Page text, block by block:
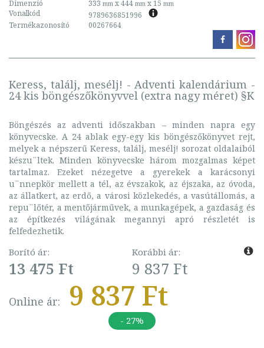
Dimenzió 333 mm x 444 mm x 15 mm
Vonalkód
9789636851996
Termékazonosító
00267664
Keress, találj, mesélj! - Adventi kalendárium -
24 kis böngészőkönyvvel (extra nagy méret) §K
Böngészés az adventi időszakban – minden napra egy
könyvecske. A 24 ablak egy-egy kis böngészőkönyvet rejt,
melyek a népszerű Keress, találj, mesélj! sorozat oldalaiból
készu¨ltek. Minden könyvecske három mozgalmas képet
tartalmaz. Ezeket nézegetve a gyerekek a karácsonyi
u¨nnepkör mellett a tél, az évszakok, az éjszaka, az óvoda,
az állatkert, az erdő, a városi közlekedés, a vasútállomás, a
repu¨lőtér, a mentőjárművek, a munkagépek, a gazdaság és
az építkezés világának megannyi apró részletét is
felfedezhetik.
Borító ár:
13 475 Ft
Korábbi ár:
9 837 Ft
Online ár: 9 837 Ft
- 27%